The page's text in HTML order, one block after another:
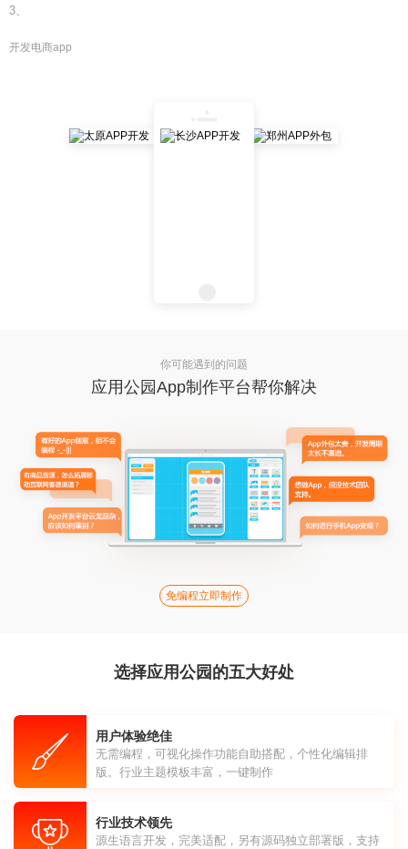
3、
开发电商app
你可能遇到的问题
应用公园App制作平台帮你解决
免编程立即制作
选择应用公园的五大好处
用户体验绝佳
无需编程，可视化操作功能自助搭配，个性化编辑排
版。行业主题模板丰富，一键制作
行业技术领先
源生语言开发，完美适配，另有源码独立部署版，支持